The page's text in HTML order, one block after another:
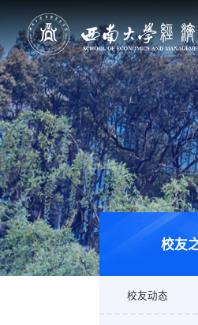
校友
校友动态